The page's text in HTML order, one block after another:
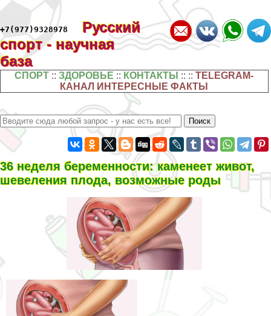
+7(977)9328978
Русский
спорт - научная
база
СПОРТ ::ЗДОРОВЬЕ :: КОНТАКТЫ :: ::TELEGRAM-
КАНАЛ ИНТЕРЕСНЫЕ ФАКТЫ
36 неделя беременности: каменеет живот,
шевеления плода, возможные роды